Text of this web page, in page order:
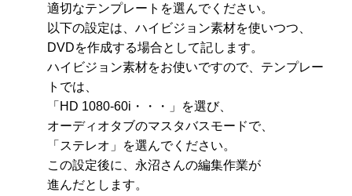
適切なテンプレートを選んでください。
以下の設定は、ハイビジョン素材を使いつつ、
DVDを作成する場合として記します。
ハイビジョン素材をお使いですので、テンプレー
トでは、
「HD 1080-60i・・・」を選び、
オーディオタブのマスタバスモードで、
「ステレオ」を選んでください。
この設定後に、永沼さんの編集作業が
進んだとします。